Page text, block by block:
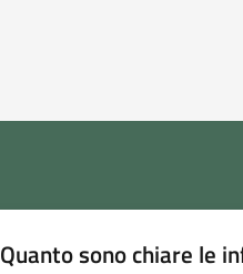
Quanto sono chiare le